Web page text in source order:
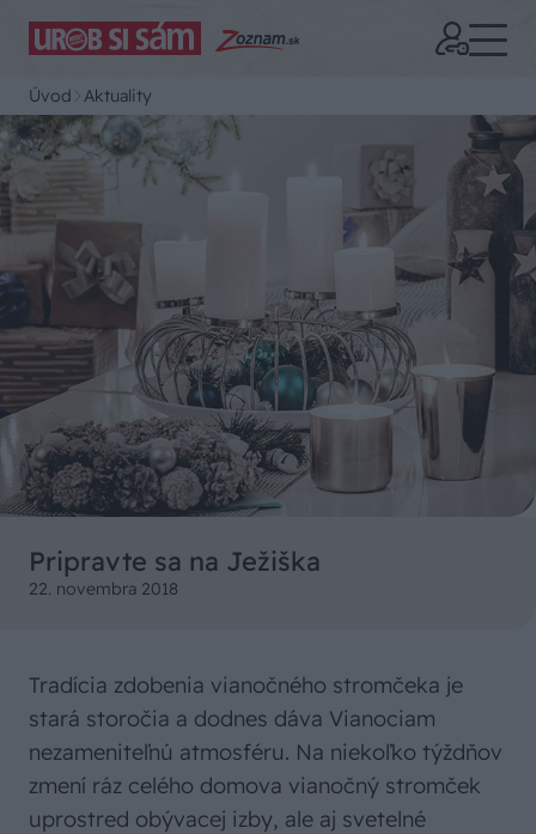
Úvod Aktuality
Pripravte sa na Ježiška
22. novembra 2018
Tradícia zdobenia vianočného stromčeka je
stará storočia a dodnes dáva Vianociam
nezameniteľnú atmosféru. Na niekoľko týždňov
zmení ráz celého domova vianočný stromček
uprostred obývacej izby, ale aj svetelné